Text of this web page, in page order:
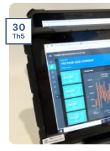
30
Th5